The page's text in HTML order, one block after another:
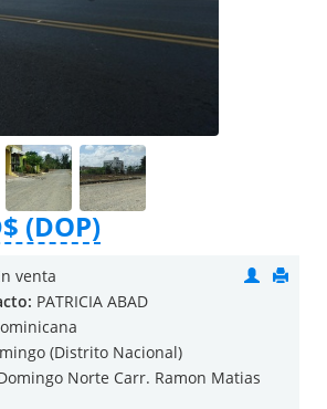
(DOP)
venta
PATRICIA ABAD
(Distrito Nacional)
Norte Carr. Ramon Matias